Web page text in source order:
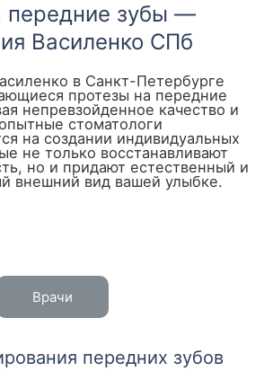
передние зубы —
Василенко СПб
в Санкт-Петербурге
протезы на передние
непревзойденное качество и
стоматологи
на создании индивидуальных
не только восстанавливают
но и придают естественный и
внешний вид вашей улыбке.
Врачи
передних зубов